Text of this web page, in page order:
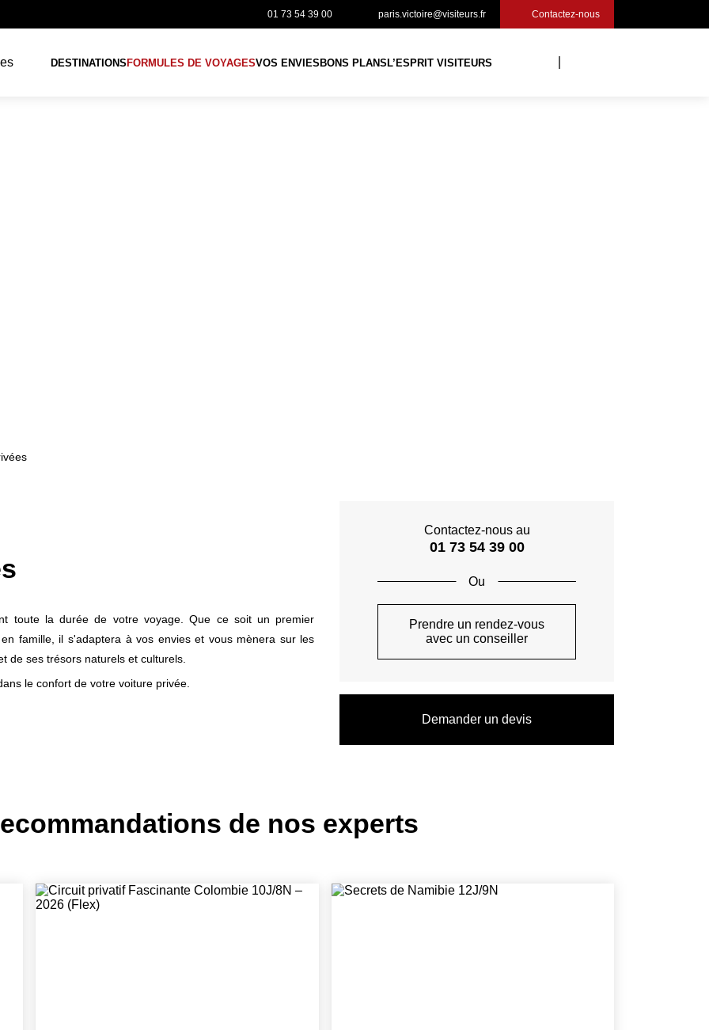
01 73 54 39 00 paris.victoire@visiteurs.fr Contactez-nous
DESTINATIONSFORMULES DE VOYAGESVOS ENVIESBONS PLANSL’ESPRIT VISITEURS
toute la durée de votre voyage. Que ce soit un premier
famille, il s'adaptera à vos envies et vous mènera sur les
de ses trésors naturels et culturels.
le confort de votre voiture privée.
Contactez-nous au
01 73 54 39 00
Prendre un rendez-vous
avec un conseiller
Demander un devis
de nos experts